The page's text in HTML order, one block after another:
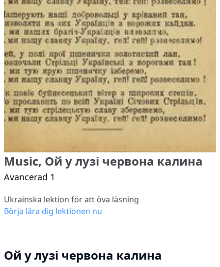
Music, Ой у лузі червона калина
Avancerad 1
Ukrainska lektion för att öva läsning
Börja lära dig lektionen nu
Ой у лузі червона калина